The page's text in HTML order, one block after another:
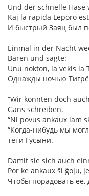
Und der schnelle
Kaj la rapida Leporo
И быстрый Заяц был
Einmal in der Nacht
Bären und sagte:
Unu nokton, la vekis la
Однажды ночью
“Wir könnten doch
Gans schreiben.
“Ni povus ankaux iam
“Когда-нибудь мы
тёти Гусыни.
Damit sie sich auch
Por ke ankaux ŝi ĝoju,
Чтобы порадовать её,